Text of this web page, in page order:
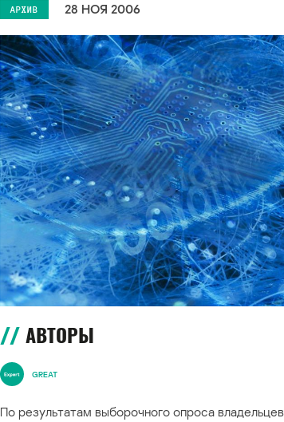
АРХИВ 28 НОЯ 2006
АВТОРЫ
GREAT
По результатам выборочного опроса